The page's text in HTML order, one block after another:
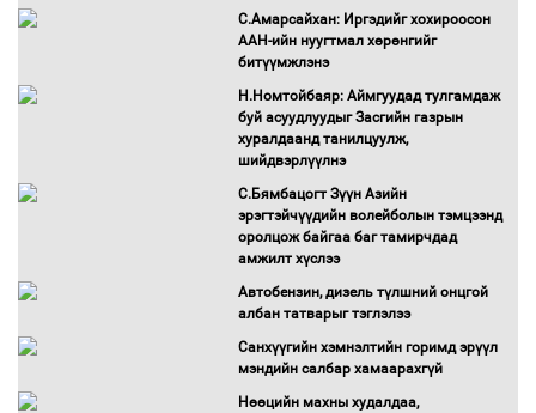
С.Амарсайхан: Иргэдийг хохироосон
ААН-ийн нуугтмал хөрөнгийг
битүүмжлэнэ
Н.Номтойбаяр: Аймгуудад тулгамдаж
буй асуудлуудыг Засгийн газрын
хуралдаанд танилцуулж,
шийдвэрлүүлнэ
С.Бямбацогт Зүүн Азийн
эрэгтэйчүүдийн волейболын тэмцээнд
оролцож байгаа баг тамирчдад
амжилт хүслээ
Автобензин, дизель түлшний онцгой
албан татварыг тэглэлээ
Санхүүгийн хэмнэлтийн горимд эрүүл
мэндийн салбар хамаарахгүй
Нөөцийн махны худалдаа,